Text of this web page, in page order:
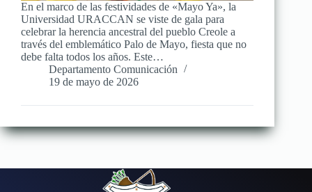
En el marco de las festividades de «Mayo Ya», la
Universidad URACCAN se viste de gala para
celebrar la herencia ancestral del pueblo Creole a
través del emblemático Palo de Mayo, fiesta que no
debe falta todos los años. Este…
Departamento Comunicación
19 de mayo de 2026